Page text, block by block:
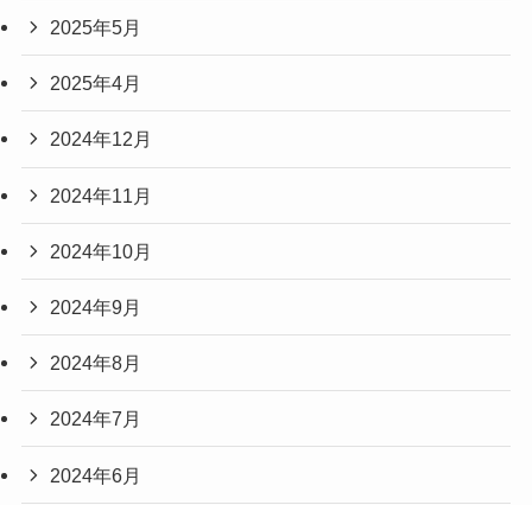
2025年5月
2025年4月
2024年12月
2024年11月
2024年10月
2024年9月
2024年8月
2024年7月
2024年6月